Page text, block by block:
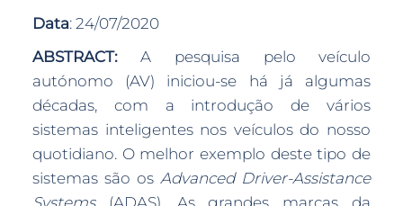
Data: 24/07/2020
ABSTRACT:A pesquisa pelo veículo
autónomo (AV) iniciou-se há já algumas
décadas, com a introdução de vários
sistemas inteligentes nos veículos do nosso
quotidiano. O melhor exemplo deste tipo de
sistemas são osAdvanced Driver-Assistance
Systems(ADAS). As grandes marcas da